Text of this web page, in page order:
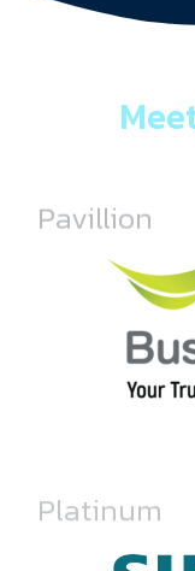
Pavillion
Platinum